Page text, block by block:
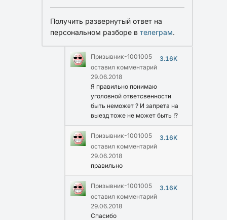
Получить развернутый ответ на
персональном разборе в телеграм.
Призывник-1001005
3.16K
оставил комментарий
29.06.2018
Я правильно понимаю
уголовной ответсвенности
быть неможет ? И запрета на
выезд тоже не может быть !?
Призывник-1001005
3.16K
оставил комментарий
29.06.2018
правильно
Призывник-1001005
3.16K
оставил комментарий
29.06.2018
Спасибо